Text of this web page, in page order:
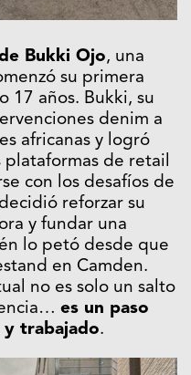
Bukki Ojo, una
su primera
17 años. Bukki, su
denim a
africanas y logró
de retail
con los desafíos de
reforzar su
y fundar una
lo petó desde que
en Camden.
no es solo un salto
es un paso
y trabajado.